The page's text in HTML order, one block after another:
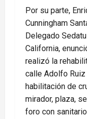
Por su parte,
Cunningham
Delegado
California,
realizó la
calle Adolfo Ruiz
habilitación de
mirador, plaza,
foro con